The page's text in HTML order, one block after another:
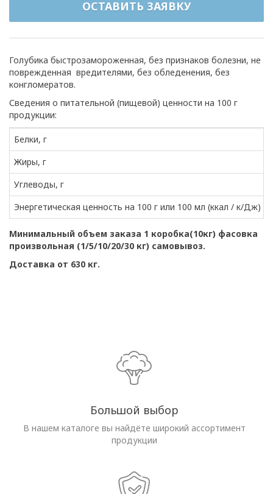
ОСТАВИТЬ ЗАЯВКУ
Голубика быстрозамороженная, без признаков болезни, не
поврежденная вредителями, без обледенения, без
конгломератов.
Сведения о питательной (пищевой) ценности на 100 г
продукции:
Белки, г
Жиры, г
Углеводы, г
Энергетическая ценность на 100 г или 100 мл (ккал / к/Дж)
Минимальный объем заказа 1 коробка(10кг) фасовка
произвольная (1/5/10/20/30 кг) самовывоз.
Доставка от 630 кг.
Большой выбор
В нашем каталоге вы найдёте широкий ассортимент
продукции